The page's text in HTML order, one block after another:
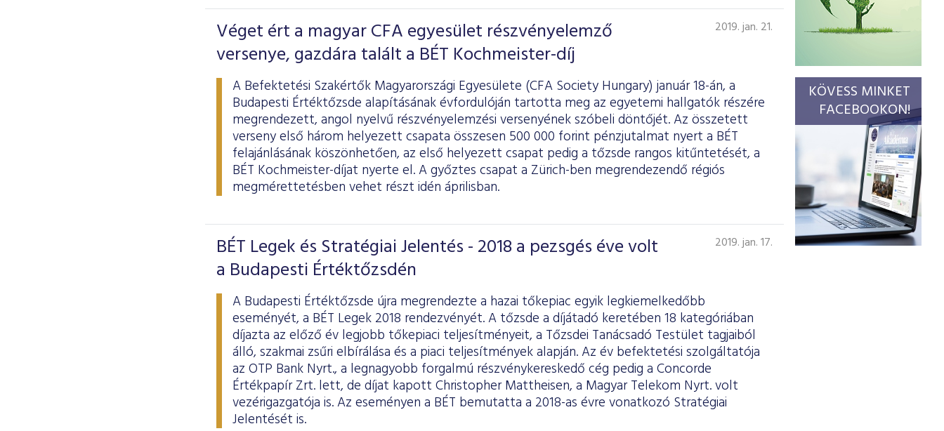
Véget ért a magyar CFA egyesület részvényelemző
versenye, gazdára talált a BÉT Kochmeister-díj
2019. jan. 21.
A Befektetési Szakértők Magyarországi Egyesülete (CFA Society Hungary) január 18-án, a
Budapesti Értéktőzsde alapításának évfordulóján tartotta meg az egyetemi hallgatók részére
megrendezett, angol nyelvű részvényelemzési versenyének szóbeli döntőjét. Az összetett
verseny első három helyezett csapata összesen 500 000 forint pénzjutalmat nyert a BÉT
felajánlásának köszönhetően, az első helyezett csapat pedig a tőzsde rangos kitűntetését, a
BÉT Kochmeister-díjat nyerte el. A győztes csapat a Zürich-ben megrendezendő régiós
megmérettetésben vehet részt idén áprilisban.
BÉT Legek és Stratégiai Jelentés - 2018 a pezsgés éve volt
a Budapesti Értéktőzsdén
2019. jan. 17.
A Budapesti Értéktőzsde újra megrendezte a hazai tőkepiac egyik legkiemelkedőbb
eseményét, a BÉT Legek 2018 rendezvényét. A tőzsde a díjátadó keretében 18 kategóriában
díjazta az előző év legjobb tőkepiaci teljesítményeit, a Tőzsdei Tanácsadó Testület tagjaiból
álló, szakmai zsűri elbírálása és a piaci teljesítmények alapján. Az év befektetési szolgáltatója
az OTP Bank Nyrt., a legnagyobb forgalmú részvénykereskedő cég pedig a Concorde
Értékpapír Zrt. lett, de díjat kapott Christopher Mattheisen, a Magyar Telekom Nyrt. volt
vezérigazgatója is. Az eseményen a BÉT bemutatta a 2018-as évre vonatkozó Stratégiai
Jelentését is.
KÖVESS MINKET
FACEBOOKON!